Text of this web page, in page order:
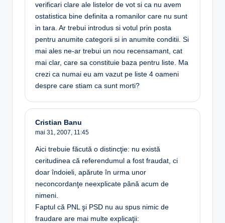
verificari clare ale listelor de vot si ca nu avem
ostatistica bine definita a romanilor care nu sunt
in tara. Ar trebui introdus si votul prin posta
pentru anumite categorii si in anumite conditii. Si
mai ales ne-ar trebui un nou recensamant, cat
mai clar, care sa constituie baza pentru liste. Ma
crezi ca numai eu am vazut pe liste 4 oameni
despre care stiam ca sunt morti?
Cristian Banu
mai 31, 2007, 11:45
Aici trebuie făcută o distincţie: nu există
ceritudinea că referendumul a fost fraudat, ci
doar îndoieli, apărute în urma unor
neconcordanţe neexplicate până acum de
nimeni.
Faptul că PNL şi PSD nu au spus nimic de
fraudare are mai multe explicaţii: